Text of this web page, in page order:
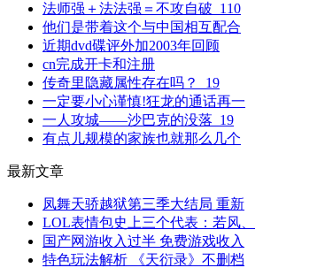
法师强＋法法强＝不攻自破_110
他们是带着这个与中国相互配合
近期dvd碟评外加2003年回顾
cn完成开卡和注册
传奇里隐藏属性存在吗？_19
一定要小心谨慎!狂龙的通话再一
一人攻城——沙巴克的没落_19
有点儿规模的家族也就那么几个
最新文章
凤舞天骄越狱第三季大结局 重新
LOL表情包史上三个代表：若风、
国产网游收入过半 免费游戏收入
特色玩法解析 《天衍录》不删档